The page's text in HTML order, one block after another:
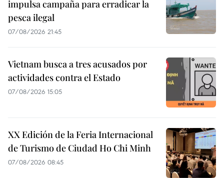
impulsa campaña para erradicar la
pesca ilegal
07/08/2026 21:45
Vietnam busca a tres acusados por
actividades contra el Estado
07/08/2026 15:05
XX Edición de la Feria Internacional
de Turismo de Ciudad Ho Chi Minh
07/08/2026 08:45